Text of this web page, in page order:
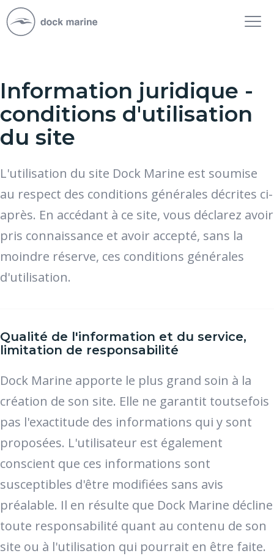
Information juridique -
conditions d'utilisation
du site
L'utilisation du site Dock Marine est soumise
au respect des conditions générales décrites ci-
après. En accédant à ce site, vous déclarez avoir
pris connaissance et avoir accepté, sans la
moindre réserve, ces conditions générales
d'utilisation.
Qualité de l'information et du service,
limitation de responsabilité
Dock Marine apporte le plus grand soin à la
création de son site. Elle ne garantit toutsefois
pas l'exactitude des informations qui y sont
proposées. L'utilisateur est également
conscient que ces informations sont
susceptibles d'être modifiées sans avis
préalable. Il en résulte que Dock Marine décline
toute responsabilité quant au contenu de son
site ou à l'utilisation qui pourrait en être faite.